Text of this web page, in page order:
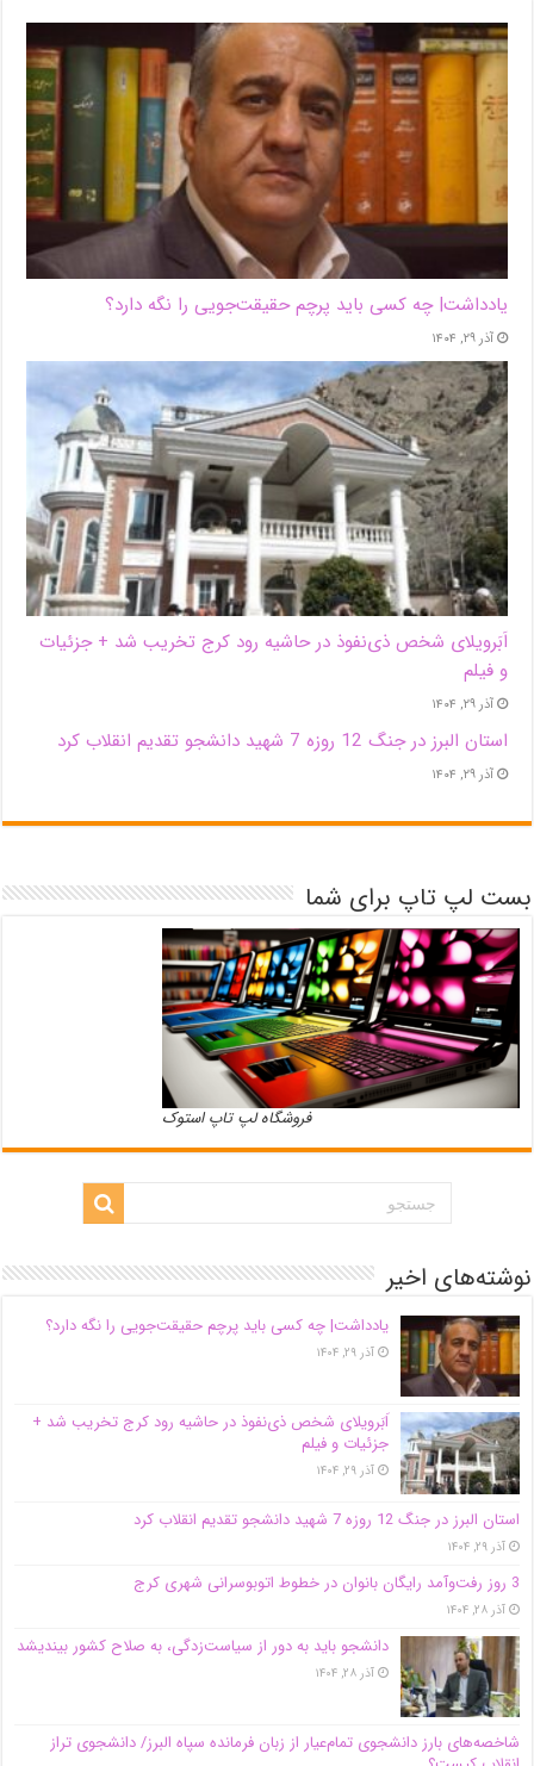
یادداشت| ‌چه کسی باید پرچم حقیقت‌جویی را نگه دارد؟
آذر ۲۹, ۱۴۰۴
اَبَر‌ویلای شخص ذی‌نفوذ در حاشیه‌ رود کرج تخریب شد + جزئیات
و فیلم
آذر ۲۹, ۱۴۰۴
استان البرز در جنگ 12 روزه 7 شهید دانشجو تقدیم انقلاب کرد
آذر ۲۹, ۱۴۰۴
بست لپ تاپ برای شما
فروشگاه لپ تاپ استوک
نوشته‌های اخیر
یادداشت| ‌چه کسی باید پرچم حقیقت‌جویی را نگه دارد؟
آذر ۲۹, ۱۴۰۴
اَبَر‌ویلای شخص ذی‌نفوذ در حاشیه‌ رود کرج تخریب شد +
جزئیات و فیلم
آذر ۲۹, ۱۴۰۴
استان البرز در جنگ 12 روزه 7 شهید دانشجو تقدیم انقلاب کرد
آذر ۲۹, ۱۴۰۴
3 روز رفت‌وآمد رایگان بانوان در خطوط اتوبوسرانی شهری کرج
آذر ۲۸, ۱۴۰۴
دانشجو باید به دور از سیاست‌زدگی، به صلاح کشور بیندیشد
آذر ۲۸, ۱۴۰۴
شاخصه‌های بارز دانشجوی تمام‌عیار از زبان فرمانده سپاه البرز/ دانشجوی تراز